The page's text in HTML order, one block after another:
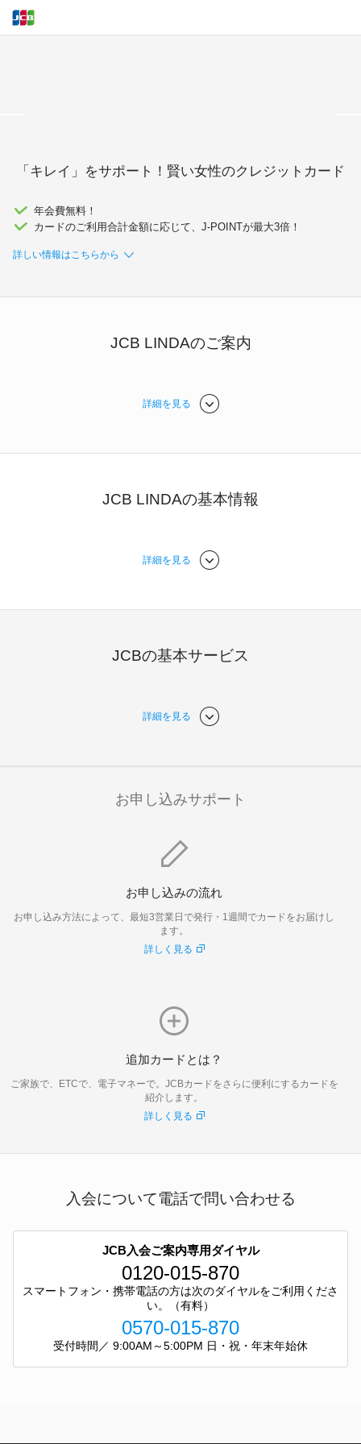
「キレイ」をサポート！賢い女性のクレジットカード
年会費無料！
カードのご利用合計金額に応じて、J-POINTが最大3倍！
詳しい情報はこちらから
JCB LINDAのご案内
詳細を見る
JCB LINDAの基本情報
詳細を見る
JCBの基本サービス
詳細を見る
お申し込みサポート
お申し込みの流れ
お申し込み方法によって、最短3営業日で発行・1週間でカードをお届けし
ます。
詳しく見る
追加カードとは？
ご家族で、ETCで、電子マネーで。JCBカードをさらに便利にするカードを
紹介します。
詳しく見る
入会について電話で問い合わせる
JCB入会ご案内専用ダイヤル
0120-015-870
スマートフォン・携帯電話の方は次のダイヤルをご利用くださ
い。（有料）
0570-015-870
受付時間／ 9:00AM～5:00PM 日・祝・年末年始休